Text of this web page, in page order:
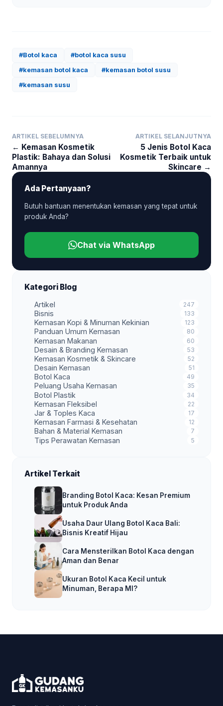
#Botol kaca
#botol kaca susu
#kemasan botol kaca
#kemasan botol susu
#kemasan susu
ARTIKEL SEBELUMNYA
← Kemasan Kosmetik
Plastik: Bahaya dan Solusi
Amannya
ARTIKEL SELANJUTNYA
5 Jenis Botol Kaca
Kosmetik Terbaik untuk
Skincare →
Ada Pertanyaan?
Butuh bantuan menentukan kemasan yang tepat untuk
produk Anda?
Chat via WhatsApp
Kategori Blog
Artikel 247
Bisnis 133
Kemasan Kopi & Minuman Kekinian 123
Panduan Umum Kemasan 80
Kemasan Makanan 60
Desain & Branding Kemasan 53
Kemasan Kosmetik & Skincare 52
Desain Kemasan 51
Botol Kaca 49
Peluang Usaha Kemasan 35
Botol Plastik 34
Kemasan Fleksibel 22
Jar & Toples Kaca 17
Kemasan Farmasi & Kesehatan 12
Bahan & Material Kemasan 7
Tips Perawatan Kemasan 5
Artikel Terkait
Branding Botol Kaca: Kesan Premium
untuk Produk Anda
Usaha Daur Ulang Botol Kaca Bali:
Bisnis Kreatif Hijau
Cara Mensterilkan Botol Kaca dengan
Aman dan Benar
Ukuran Botol Kaca Kecil untuk
Minuman, Berapa Ml?